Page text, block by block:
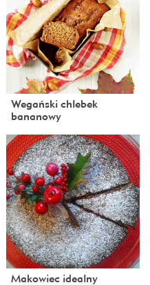
Wegański chlebek
bananowy
Makowiec idealny